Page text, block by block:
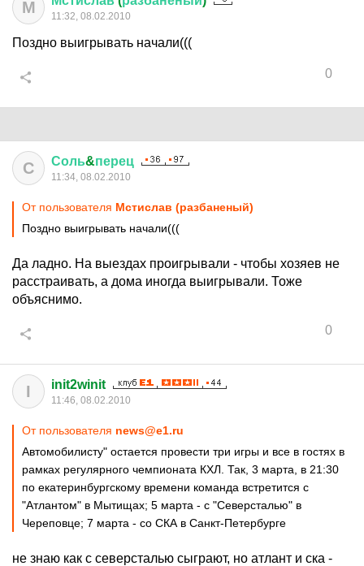
М 11:32, 08.02.2010
Поздно выигрывать начали(((
0
С Соль&перец
11:34, 08.02.2010
От пользователя Мстислав (разбаненый)
Поздно выигрывать начали(((
Да ладно. На выездах проигрывали - чтобы хозяев не
расстраивать, а дома иногда выигрывали. Тоже
объяснимо.
0
I init2winit
11:46, 08.02.2010
От пользователя news@e1.ru
Автомобилисту" остается провести три игры и все в гостях в
рамках регулярного чемпионата КХЛ. Так, 3 марта, в 21:30
по екатеринбургскому времени команда встретится с
"Атлантом" в Мытищах; 5 марта - с "Северсталью" в
Череповце; 7 марта - со СКА в Санкт-Петербурге
не знаю как с северсталью сыграют, но атлант и ска -